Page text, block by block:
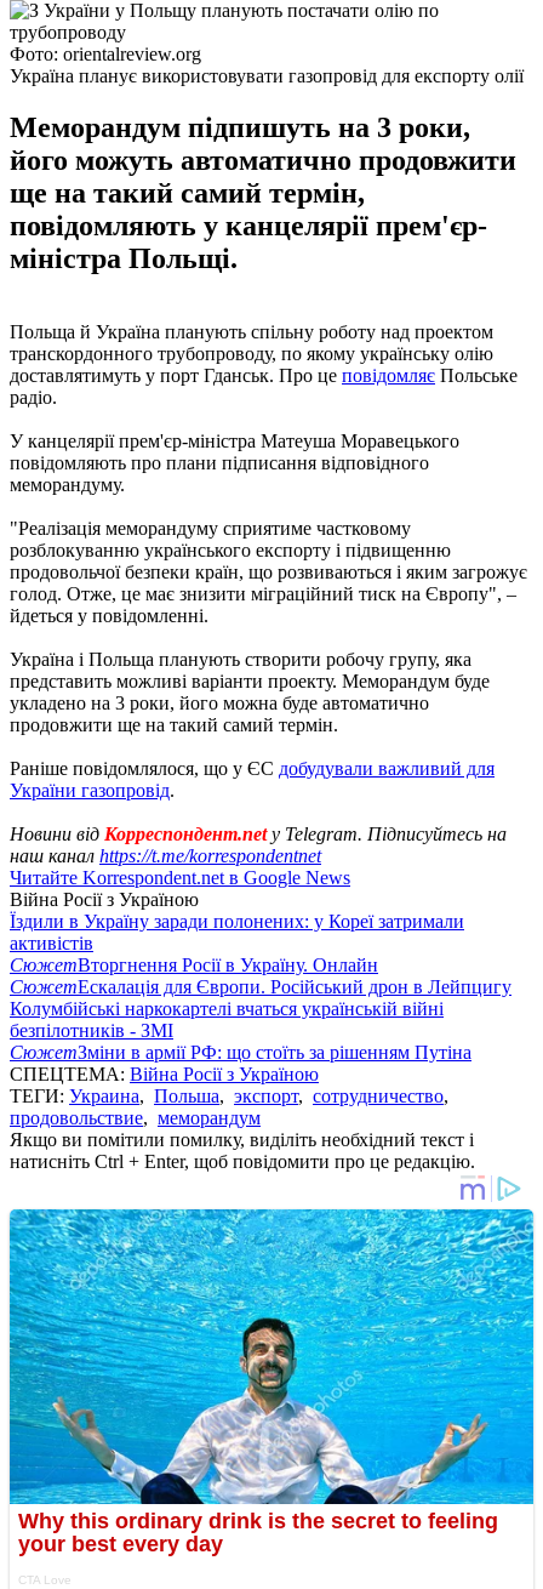
Фото: orientalreview.org
Україна планує використовувати газопровід для експорту олії
Меморандум підпишуть на 3 роки,
його можуть автоматично продовжити
ще на такий самий термін,
повідомляють у канцелярії прем'єр-
міністра Польщі.
Польща й Україна планують спільну роботу над проектом
транскордонного трубопроводу, по якому українську олію
доставлятимуть у порт Гданськ. Про це повідомляє Польське
радіо.
У канцелярії прем'єр-міністра Матеуша Моравецького
повідомляють про плани підписання відповідного
меморандуму.
"Реалізація меморандуму сприятиме частковому
розблокуванню українського експорту і підвищенню
продовольчої безпеки країн, що розвиваються і яким загрожує
голод. Отже, це має знизити міграційний тиск на Європу", –
йдеться у повідомленні.
Україна і Польща планують створити робочу групу, яка
представить можливі варіанти проекту. Меморандум буде
укладено на 3 роки, його можна буде автоматично
продовжити ще на такий самий термін.
Раніше повідомлялося, що у ЄС добудували важливий для
України газопровід.
Новини від Корреспондент.netу Telegram. Підписуйтесь на
наш канал https://t.me/korrespondentnet
Читайте Korrespondent.net в Google News
Війна Росії з Україною
Їздили в Україну заради полонених: у Кореї затримали
активістів
СюжетВторгнення Росії в Україну. Онлайн
СюжетЕскалація для Європи. Російський дрон в Лейпцигу
Колумбійські наркокартелі вчаться українській війні
безпілотників - ЗМІ
СюжетЗміни в армії РФ: що стоїть за рішенням Путіна
СПЕЦТЕМА: Війна Росії з Україною
ТЕГИ: Украина, Польша, экспорт, сотрудничество,
продовольствие, меморандум
Якщо ви помітили помилку, виділіть необхідний текст і
натисніть Ctrl + Enter, щоб повідомити про це редакцію.